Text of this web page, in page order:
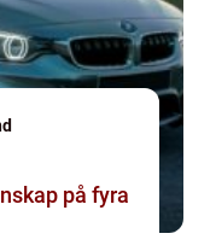
på fyra